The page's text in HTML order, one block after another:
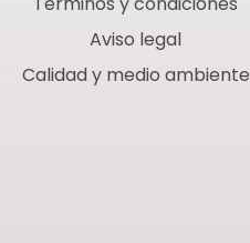
Aviso legal
Calidad y medio ambiente